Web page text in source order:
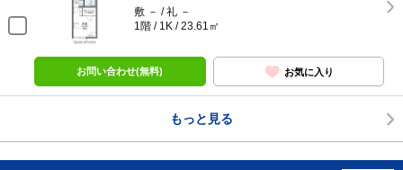
敷 － / 礼 －
1階 / 1K / 23.61㎡
お問い合わせ(無料) お気に入り
もっと見る